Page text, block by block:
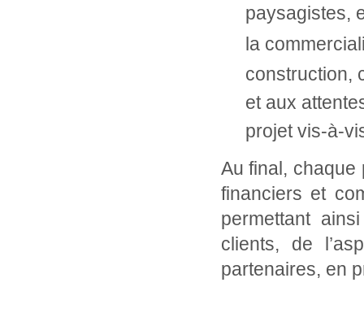
paysagistes,
la
construction,
et aux
projet vis-à-
Au final,
financiers et
permettant
clients, de
partenaires, en